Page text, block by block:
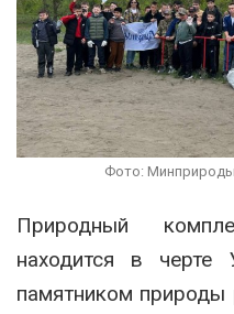
Фото:
Природный
находится в черте
памятником природы